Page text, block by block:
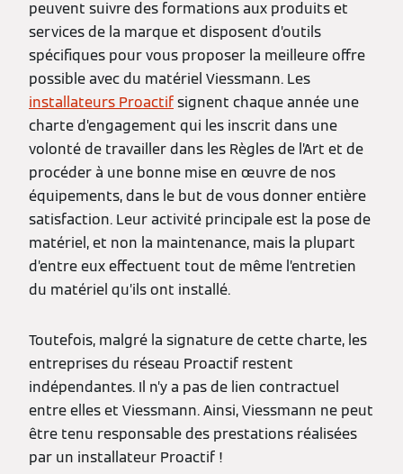
peuvent suivre des formations aux produits et
services de la marque et disposent d’outils
spécifiques pour vous proposer la meilleure offre
possible avec du matériel Viessmann. Les
installateurs Proactifsignent chaque année une
charte d’engagement qui les inscrit dans une
volonté de travailler dans les Règles de l’Art et de
procéder à une bonne mise en œuvre de nos
équipements, dans le but de vous donner entière
satisfaction. Leur activité principale est la pose de
matériel, et non la maintenance, mais la plupart
d’entre eux effectuent tout de même l’entretien
du matériel qu’ils ont installé.
Toutefois, malgré la signature de cette charte, les
entreprises du réseau Proactif restent
indépendantes. Il n’y a pas de lien contractuel
entre elles et Viessmann. Ainsi, Viessmann ne peut
être tenu responsable des prestations réalisées
par un installateur Proactif !